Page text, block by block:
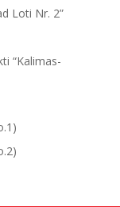
Loti Nr. 2”
“Kalimas-